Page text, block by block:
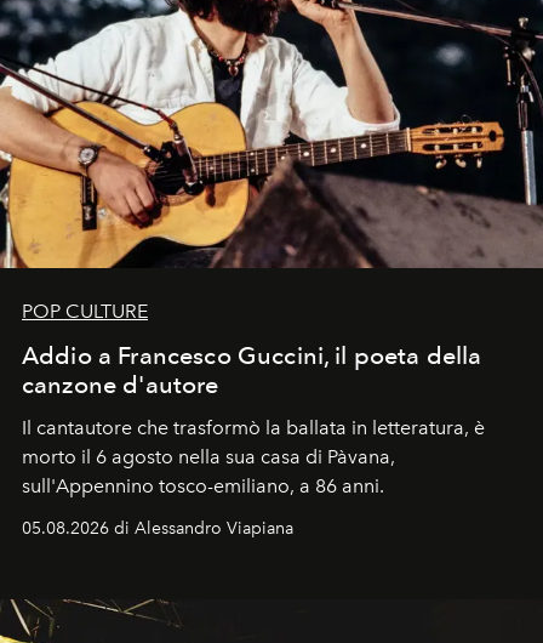
POP CULTURE
Addio a Francesco Guccini, il poeta della
canzone d'autore
Il cantautore che trasformò la ballata in letteratura, è
morto il 6 agosto nella sua casa di Pàvana,
sull'Appennino tosco-emiliano, a 86 anni.
05.08.2026 di Alessandro Viapiana